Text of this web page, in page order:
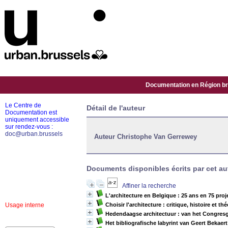
Documentation en Région
Détail de l'auteur
Auteur Christophe Van Gerrewey
Documents disponibles écrits par cet
Affiner la recherche
L'architecture en Belgique : 25 ans en 75
Choisir l'architecture : critique, histoire et
Hedendaagse architectuur : van het
Het bibliografische labyrint van Geert Bekaert
Le Centre de
Documentation est
uniquement accessible
sur rendez-vous :
doc@urban.brussels
Usage interne